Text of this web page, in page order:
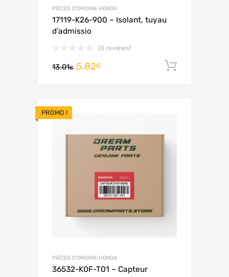
PIÈCES D'ORIGINE HONDA
17119-K26-900 – Isolant, tuyau
d’admissio
(0 reviews)
13.01€ 5.82€
PROMO !
PIÈCES D'ORIGINE HONDA
36532-K0F-T01 – Capteur